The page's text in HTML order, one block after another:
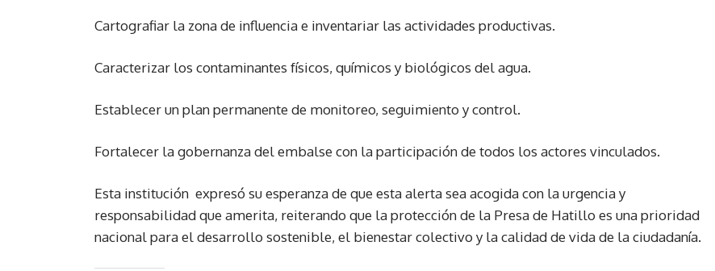
Cartografiar la zona de influencia e inventariar las actividades productivas.
Caracterizar los contaminantes físicos, químicos y biológicos del agua.
Establecer un plan permanente de monitoreo, seguimiento y control.
Fortalecer la gobernanza del embalse con la participación de todos los actores vinculados.
Esta institución expresó su esperanza de que esta alerta sea acogida con la urgencia y
responsabilidad que amerita, reiterando que la protección de la Presa de Hatillo es una prioridad
nacional para el desarrollo sostenible, el bienestar colectivo y la calidad de vida de la ciudadanía.